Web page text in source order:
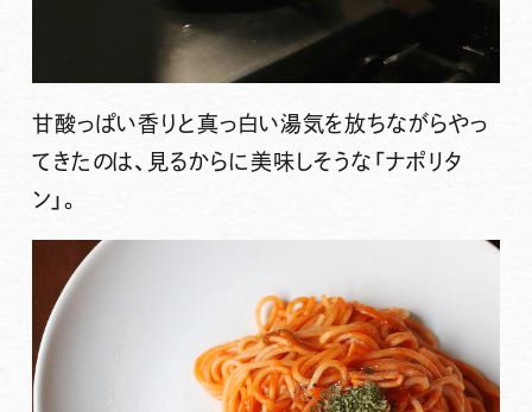
甘酸っぱい香りと真っ白い湯気を放ちながらやっ
てきたのは、見るからに美味しそうな「ナポリタ
ン」。